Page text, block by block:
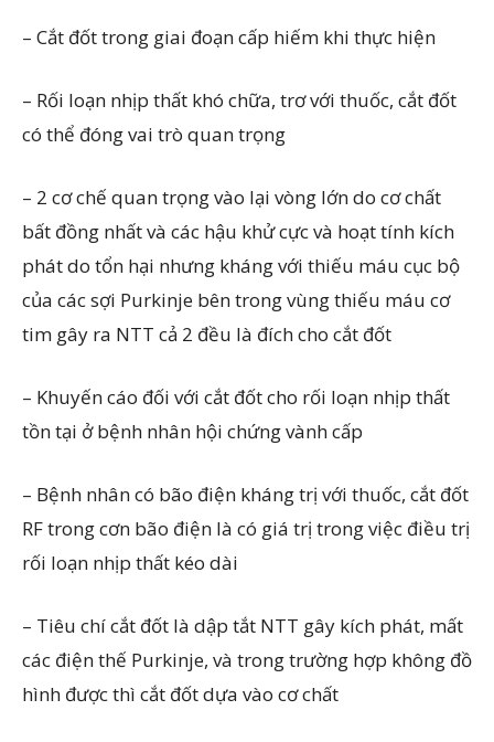
– Cắt đốt trong giai đoạn cấp hiếm khi thực hiện
– Rối loạn nhịp thất khó chữa, trơ với thuốc, cắt đốt
có thể đóng vai trò quan trọng
– 2 cơ chế quan trọng vào lại vòng lớn do cơ chất
bất đồng nhất và các hậu khử cực và hoạt tính kích
phát do tổn hại nhưng kháng với thiếu máu cục bộ
của các sợi Purkinje bên trong vùng thiếu máu cơ
tim gây ra NTT cả 2 đều là đích cho cắt đốt
– Khuyến cáo đối với cắt đốt cho rối loạn nhịp thất
tồn tại ở bệnh nhân hội chứng vành cấp
– Bệnh nhân có bão điện kháng trị với thuốc, cắt đốt
RF trong cơn bão điện là có giá trị trong việc điều trị
rối loạn nhịp thất kéo dài
– Tiêu chí cắt đốt là dập tắt NTT gây kích phát, mất
các điện thế Purkinje, và trong trường hợp không đồ
hình được thì cắt đốt dựa vào cơ chất